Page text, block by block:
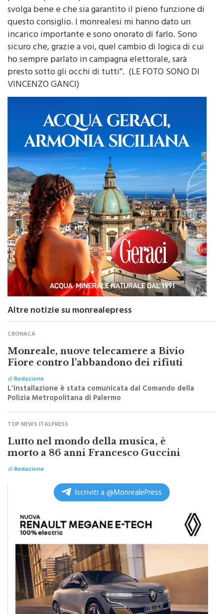
questo consiglio. I monrealesi mi hanno dato un
incarico importante e sono onorato di farlo. Sono
sicuro che, grazie a voi, quel cambio di logica di cui
ho sempre parlato in campagna elettorale, sarà
presto sotto gli occhi di tutti”. (LE FOTO SONO DI
VINCENZO GANCI)
Altre notizie su monrealepress
CRONACA
Monreale, nuove telecamere a Bivio
Fiore contro l’abbandono dei rifiuti
diRedazione
L'installazione è stata comunicata dal Comando della
Polizia Metropolitana di Palermo
TOP NEWS ITALPRESS
Lutto nel mondo della musica, è
morto a 86 anni Francesco Guccini
diRedazione
Iscriviti a @MonrealePress